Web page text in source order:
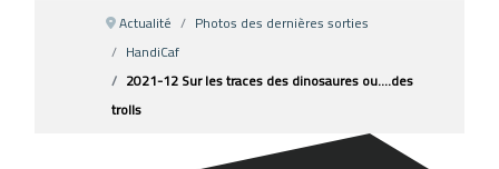
Actualité
Photos des dernières sorties
HandiCaf
2021-12 Sur les traces des dinosaures ou….des
trolls